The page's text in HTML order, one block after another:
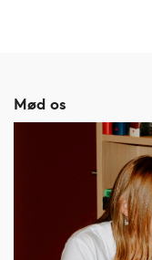
Mød os